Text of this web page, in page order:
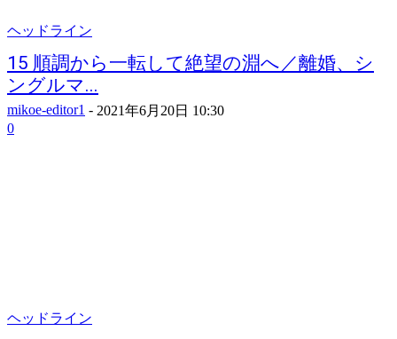
ヘッドライン
15 順調から一転して絶望の淵へ／離婚、シ
ングルマ...
mikoe-editor1 - 2021年6月20日 10:30
0
ヘッドライン